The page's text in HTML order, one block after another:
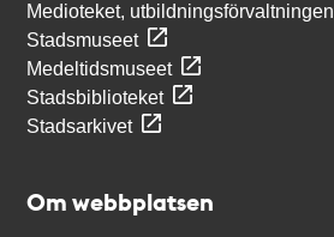
Medioteket, utbildningsförvaltningen
Stadsmuseet
Medeltidsmuseet
Stadsbiblioteket
Stadsarkivet
Om webbplatsen